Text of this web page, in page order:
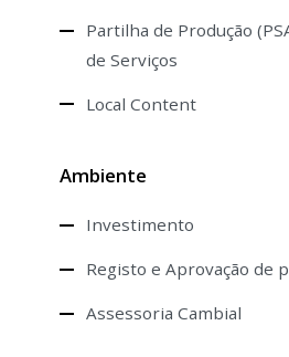
Partilha de Produção
de Serviços
Local Content
Ambiente
Investimento
Registo e Aprovação de
Assessoria Cambial